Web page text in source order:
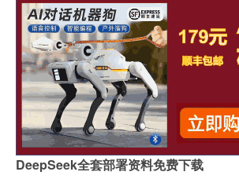
DeepSeek全套部署资料免费下载